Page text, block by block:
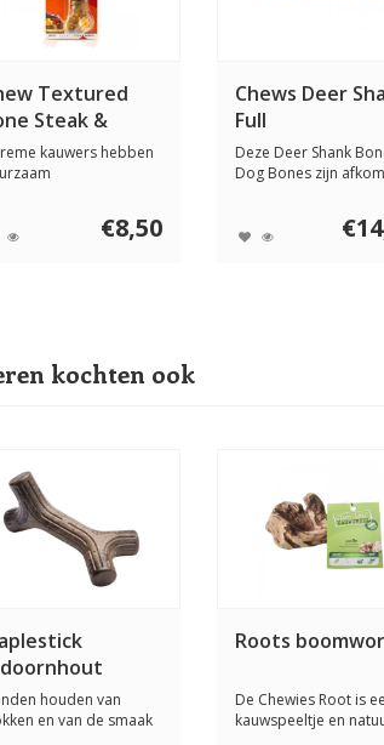
Textured
Steak &
kauwers hebben
€8,50
Chews Deer
Full
Deze Deer Shank
Dog Bones zijn
kochten ook
houden van
en van de smaak
Roots
De Chewies Root is
kauwspeeltje en